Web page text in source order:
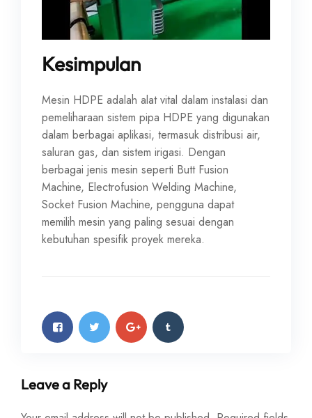
Kesimpulan
Mesin HDPE adalah alat vital dalam instalasi dan
pemeliharaan sistem pipa HDPE yang digunakan
dalam berbagai aplikasi, termasuk distribusi air,
saluran gas, dan sistem irigasi. Dengan
berbagai jenis mesin seperti Butt Fusion
Machine, Electrofusion Welding Machine,
Socket Fusion Machine, pengguna dapat
memilih mesin yang paling sesuai dengan
kebutuhan spesifik proyek mereka.
Leave a Reply